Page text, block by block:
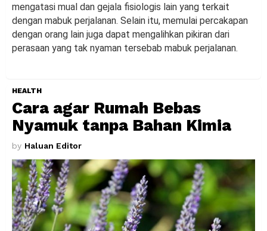
mengatasi mual dan gejala fisiologis lain yang terkait
dengan mabuk perjalanan. Selain itu, memulai percakapan
dengan orang lain juga dapat mengalihkan pikiran dari
perasaan yang tak nyaman tersebab mabuk perjalanan.
HEALTH
Cara agar Rumah Bebas
Nyamuk tanpa Bahan Kimia
by Haluan Editor